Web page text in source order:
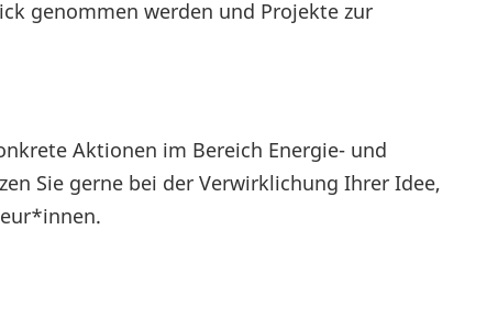
genommen werden und Projekte zur
Aktionen im Bereich Energie- und
Sie gerne bei der Verwirklichung Ihrer Idee,